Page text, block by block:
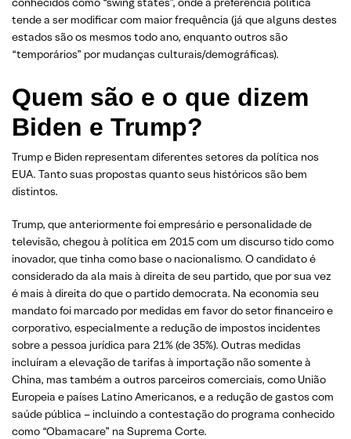
tende a ser modificar com maior frequência (já que alguns destes
estados são os mesmos todo ano, enquanto outros são
“temporários” por mudanças culturais/demográficas).
Quem são e o que dizem
Biden e Trump?
Trump e Biden representam diferentes setores da política nos
EUA. Tanto suas propostas quanto seus históricos são bem
distintos.
Trump, que anteriormente foi empresário e personalidade de
televisão, chegou à política em 2015 com um discurso tido como
inovador, que tinha como base o nacionalismo. O candidato é
considerado da ala mais à direita de seu partido, que por sua vez
é mais à direita do que o partido democrata. Na economia seu
mandato foi marcado por medidas em favor do setor financeiro e
corporativo, especialmente a redução de impostos incidentes
sobre a pessoa jurídica para 21% (de 35%). Outras medidas
incluíram a elevação de tarifas à importação não somente à
China, mas também a outros parceiros comerciais, como União
Europeia e países Latino Americanos, e a redução de gastos com
saúde pública – incluindo a contestação do programa conhecido
como “Obamacare” na Suprema Corte.